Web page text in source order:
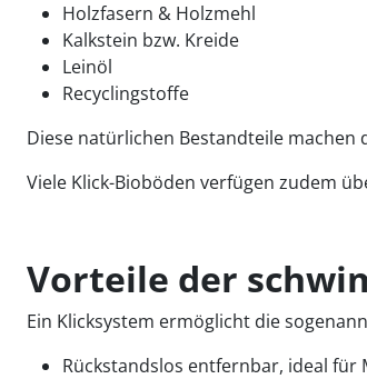
Holzfasern & Holzmehl
Kalkstein bzw. Kreide
Leinöl
Recyclingstoffe
Diese natürlichen Bestandteile
Viele Klick-Bioböden verfügen zudem
Vorteile der
Ein Klicksystem ermöglicht die
Rückstandslos entfernbar, ideal für